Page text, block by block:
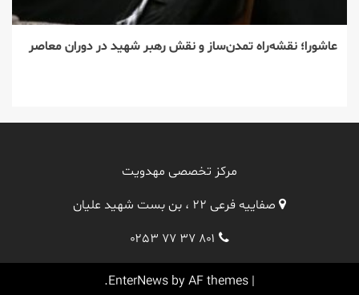
عاشورا؛ نقشه‌راه تمدن‌ساز و نقش رهبر شهید در دوران معاصر
مرکز تخصصی مهدویت
صفاییه فرعی ۲۲ ، بن بست شهید علیان
۰۲۵۳ ۷۷ ۳۷ ۸۰۱
|
EnterNews by AF themes.